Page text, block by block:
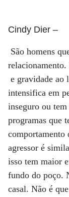
Cindy Dier –
São homens
e gravidade ao
intensifica em
inseguro ou
programas que
comportamento
agressor é
isso tem maior
fundo do poço.
casal. Não é